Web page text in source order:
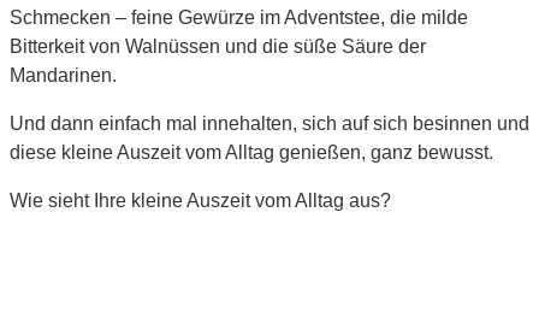
Schmecken – feine Gewürze im Adventstee, die milde
Bitterkeit von Walnüssen und die süße Säure der
Mandarinen.
Und dann einfach mal innehalten, sich auf sich besinnen und
diese kleine Auszeit vom Alltag genießen, ganz bewusst.
Wie sieht Ihre kleine Auszeit vom Alltag aus?